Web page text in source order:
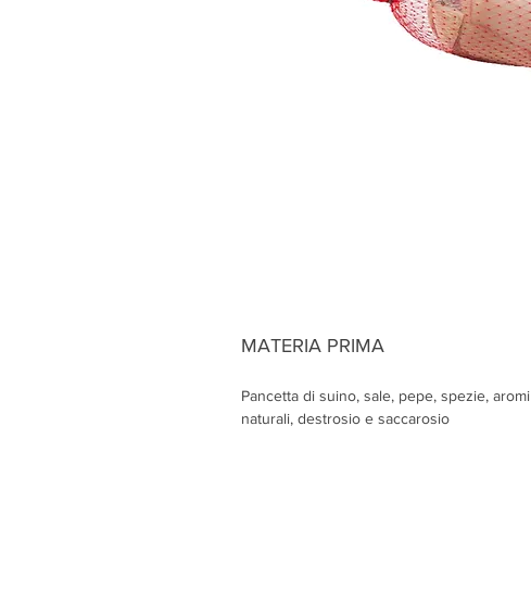
MATERIA PRIMA
Pancetta di suino, sale, pepe, spezie, aromi
naturali, destrosio e saccarosio